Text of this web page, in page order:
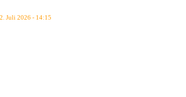
2. Juli 2026 - 14:15